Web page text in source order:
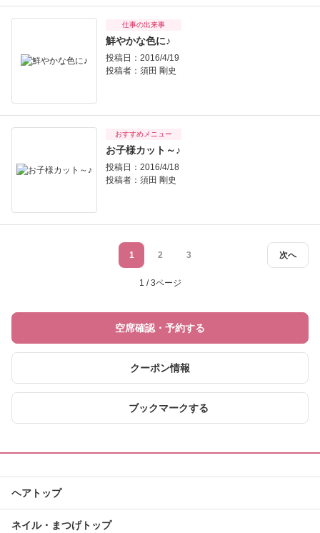
仕事の出来事
鮮やかな色に♪
投稿日：2016/4/19
投稿者： 須田 剛史
おすすめメニュー
お子様カット～♪
投稿日：2016/4/18
投稿者： 須田 剛史
次へ
1 2 3
1 / 3ページ
空席確認・予約する
クーポン情報
ブックマークする
ヘアトップ
ネイル・まつげトップ